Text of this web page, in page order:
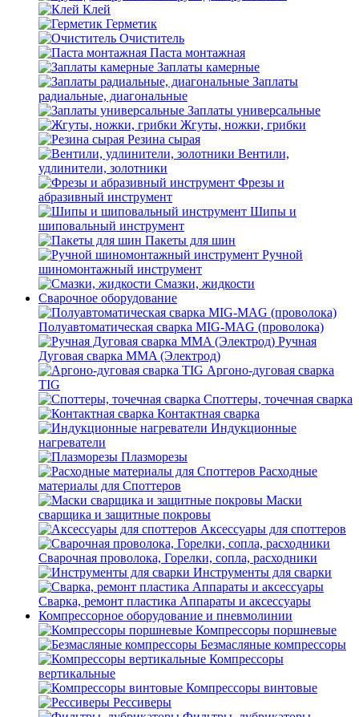
Клей
Герметик
Очиститель
Паста монтажная
Заплаты камерные
Заплаты
радиальные, диагональные
Заплаты универсальные
Жгуты, ножки, грибки
Резина сырая
Вентили,
удлинители, золотники
Фрезы и
абразивный инструмент
Шипы и
шиповальный инструмент
Пакеты для шин
Ручной
шиномонтажный инструмент
Смазки, жидкости
Сварочное оборудование
Полуавтоматическая сварка MIG-MAG (проволока)
Ручная
Дуговая сварка MMA (Электрод)
Аргоно-дуговая сварка
TIG
Споттеры, точечная сварка
Контактная сварка
Индукционные
нагреватели
Плазморезы
Расходные
материалы для Споттеров
Маски
сварщика и защитные покровы
Аксессуары для споттеров
Сварочная проволока, Горелки, сопла, расходники
Инструменты для сварки
Сварка, ремонт пластика Аппараты и аксессуары
Компрессорное оборудование и пневмолинии
Компрессоры поршневые
Безмасляные компрессоры
Компрессоры
вертикальные
Компрессоры винтовые
Рессиверы